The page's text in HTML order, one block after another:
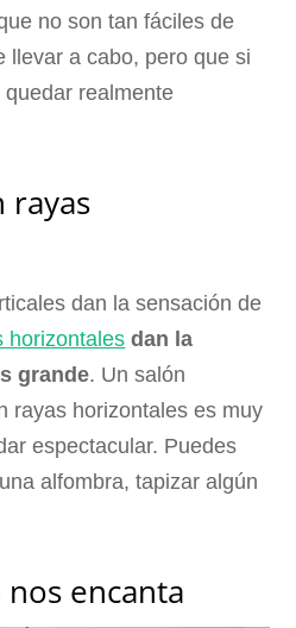
no son tan fáciles de
llevar a cabo, pero que si
realmente
rayas
dan la sensación de
horizontales dan la
grande. Un salón
rayas horizontales es muy
espectacular. Puedes
alfombra, tapizar algún
encanta